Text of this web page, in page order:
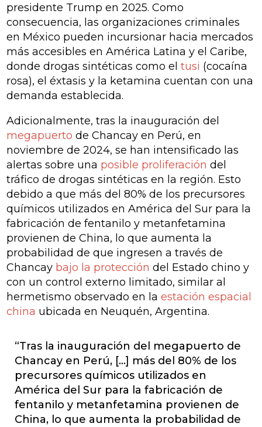
presidente Trump en 2025. Como
consecuencia, las organizaciones criminales
en México pueden incursionar hacia mercados
más accesibles en América Latina y el Caribe,
donde drogas sintéticas como eltusi (cocaína
rosa), el éxtasis y la ketamina cuentan con una
demanda establecida.
Adicionalmente, tras la inauguración del
megapuerto de Chancay en Perú, en
noviembre de 2024, se han intensificado las
alertas sobre una posible proliferación del
tráfico de drogas sintéticas en la región. Esto
debido a que más del 80% de los precursores
químicos utilizados en América del Sur para la
fabricación de fentanilo y metanfetamina
provienen de China, lo que aumenta la
probabilidad de que ingresen a través de
Chancay bajo la protección del Estado chino y
con un control externo limitado, similar al
hermetismo observado en laestación espacial
china ubicada en Neuquén, Argentina.
“Tras la inauguración del megapuerto de
Chancay en Perú, [...] más del 80% de los
precursores químicos utilizados en
América del Sur para la fabricación de
fentanilo y metanfetamina provienen de
China, lo que aumenta la probabilidad de